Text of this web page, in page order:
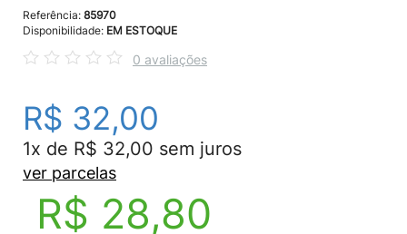
Referência: 85970
Disponibilidade: EM ESTOQUE
0 avaliações
R$ 32,00
1x de R$ 32,00 sem juros
ver parcelas
R$ 28,80